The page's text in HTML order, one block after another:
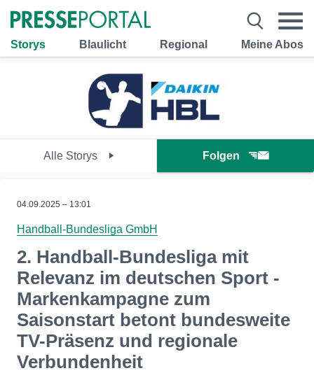
Storys Blaulicht Regional Meine Abos
Alle Storys Folgen
04.09.2025 – 13:01
Handball-Bundesliga GmbH
2. Handball-Bundesliga mit
Relevanz im deutschen Sport -
Markenkampagne zum
Saisonstart betont bundesweite
TV-Präsenz und regionale
Verbundenheit